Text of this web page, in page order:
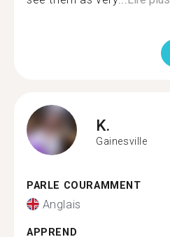
K.
Gainesville
PARLE COURAMMENT
Anglais
APPREND